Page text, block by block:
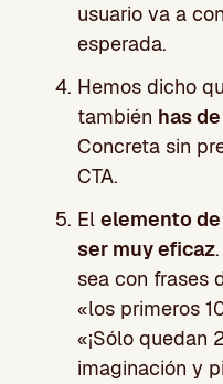
usuario va a
esperada.
Hemos dicho
también has
Concreta sin
CTA.
El elemento
ser muy eficaz
sea con frases
«los primeros
«¡Sólo quedan
imaginación y